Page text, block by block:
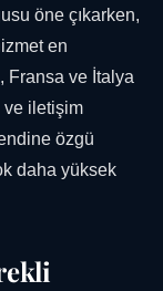
öne çıkarken,
en
Fransa ve İtalya
ve iletişim
özgü
daha yüksek